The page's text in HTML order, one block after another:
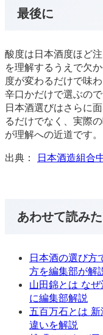
最後に
酸度は日本酒度ほど
を理解するうえで欠
度が変わるだけで味
辛口かだけで選ぶの
日本酒選びはさらに
るだけでなく、実際
が理解への近道です。
出典： 日本酒造組合
あわせて読み
日本酒の選び方
方を編集部が解
山田錦とは な
に編集部解説
五百万石とは
違いを解説